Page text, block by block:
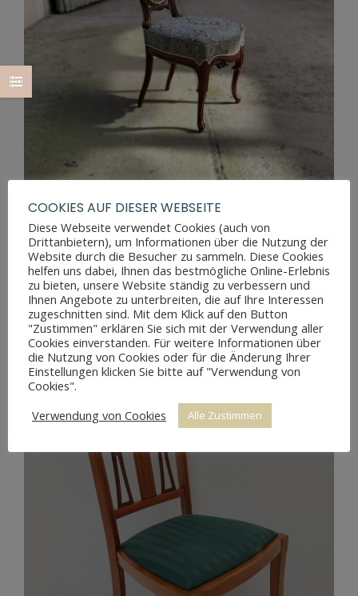
ANTIKER LOUIS-PHILIPPE STUHL NUSSBAUM
COOKIES AUF DIESER WEBSEITE
Diese Webseite verwendet Cookies (auch von
Drittanbietern), um Informationen über die Nutzung der
Website durch die Besucher zu sammeln. Diese Cookies
helfen uns dabei, Ihnen das bestmögliche Online-Erlebnis
zu bieten, unsere Website ständig zu verbessern und
Ihnen Angebote zu unterbreiten, die auf Ihre Interessen
zugeschnitten sind. Mit dem Klick auf den Button
"Zustimmen" erklären Sie sich mit der Verwendung aller
Cookies einverstanden. Für weitere Informationen über
die Nutzung von Cookies oder für die Änderung Ihrer
Einstellungen klicken Sie bitte auf "Verwendung von
Cookies".
Verwendung von Cookies
Alle Zustimmen